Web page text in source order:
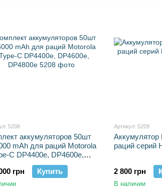
5208
аккумуляторов 50шт
mAh для раций Motorola
C DP4400e, DP4600e,
грн
Купить
Артикул: 5209
Аккумулятор
раций серий
2 800 грн
В наличии